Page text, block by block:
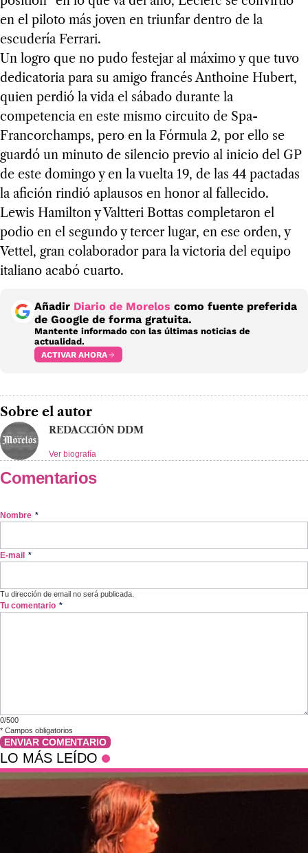
en el piloto más joven en triunfar dentro de la
escudería Ferrari.
Un logro que no pudo festejar al máximo y que tuvo
dedicatoria para su amigo francés Anthoine Hubert,
quien perdió la vida el sábado durante la
competencia en este mismo circuito de Spa-
Francorchamps, pero en la Fórmula 2, por ello se
guardó un minuto de silencio previo al inicio del GP
de este domingo y en la vuelta 19, de las 44 pactadas
la afición rindió aplausos en honor al fallecido.
Lewis Hamilton y Valtteri Bottas completaron el
podio en el segundo y tercer lugar, en ese orden, y
Vettel, gran colaborador para la victoria del equipo
italiano acabó cuarto.
Añadir Diario de Morelos como fuente preferida
de Google de forma gratuita.
Mantente informado con las últimas noticias de
actualidad.
ACTIVAR AHORA
Sobre el autor
REDACCIÓN DDM
Ver biografía
Comentarios
Nombre *
E-mail *
Tu dirección de email no será publicada.
Tu comentario *
0/500
* Campos obligatorios
ENVIAR COMENTARIO
LO MÁS LEÍDO